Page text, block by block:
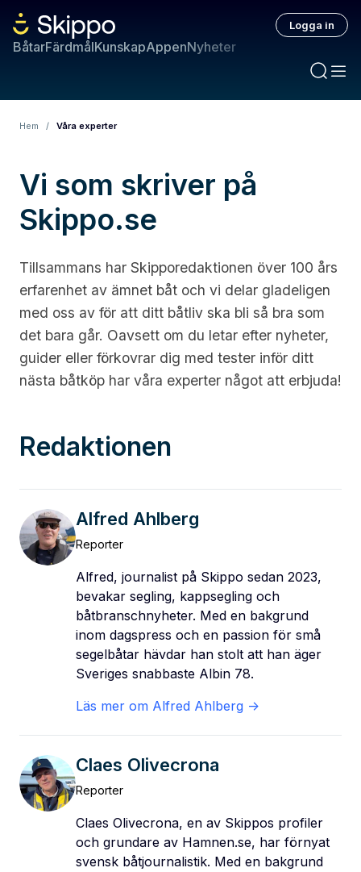
BåtarFärdmålKunskapAppenNyheter
Logga in
Hem / Våra experter
Vi som skriver på
Skippo.se
Tillsammans har Skipporedaktionen över 100 års
erfarenhet av ämnet båt och vi delar gladeligen
med oss av för att ditt båtliv ska bli så bra som
det bara går. Oavsett om du letar efter nyheter,
guider eller förkovrar dig med tester inför ditt
nästa båtköp har våra experter något att erbjuda!
Redaktionen
Alfred Ahlberg
Reporter
Alfred, journalist på Skippo sedan 2023,
bevakar segling, kappsegling och
båtbranschnyheter. Med en bakgrund
inom dagspress och en passion för små
segelbåtar hävdar han stolt att han äger
Sveriges snabbaste Albin 78.
Läs mer om Alfred Ahlberg ->
Claes Olivecrona
Reporter
Claes Olivecrona, en av Skippos profiler
och grundare av Hamnen.se, har förnyat
svensk båtjournalistik. Med en bakgrund